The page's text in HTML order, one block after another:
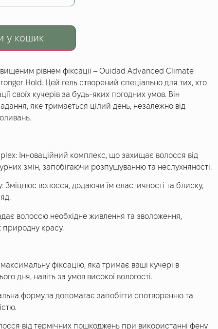
у кошик
рівнем фіксації – Ouidad Advanced Climate
Hold. Цей гель створений спеціально для тих, хто
своїх кучерів за будь-яких погодних умов. Він
яке тримається цілий день, незалежно від
Інноваційний комплекс, що захищає волосся від
змін, запобігаючи розпушуванню та неслухняності.
Зміцнює волосся, додаючи їм еластичності та блиску,
волоссю необхідне живлення та зволоження,
природну красу.
фіксацію, яка тримає ваші кучері в
дня, навіть за умов високої вологості.
формула допомагає запобігти спотворенню та
від термічних пошкоджень при використанні фену